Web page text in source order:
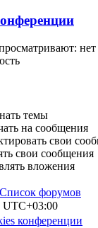
темы
на сообщения
свои
свои сообщения
вложения
Список форумов
UTC+03:00
конференции